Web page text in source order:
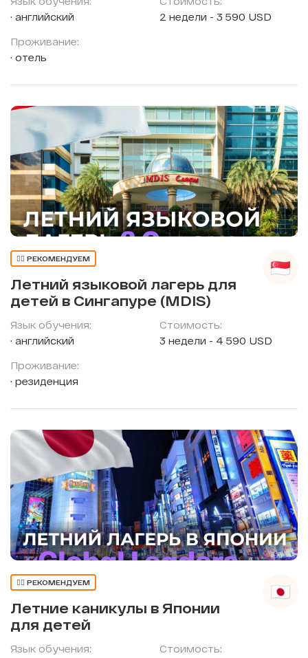
английский
Проживание:
отель
2 недели - 3 590 USD
👍🏼 РЕКОМЕНДУЕМ
Летний языковой лагерь для
детей в Сингапуре (MDIS)
Язык обучения:
английский
Проживание:
резиденция
Стоимость:
3 недели - 4 590 USD
👍🏼 РЕКОМЕНДУЕМ
Летние каникулы в Японии
для детей
Язык обучения:
Стоимость: